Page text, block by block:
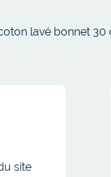
lavé bonnet 30
30 cm - SOMEO
site